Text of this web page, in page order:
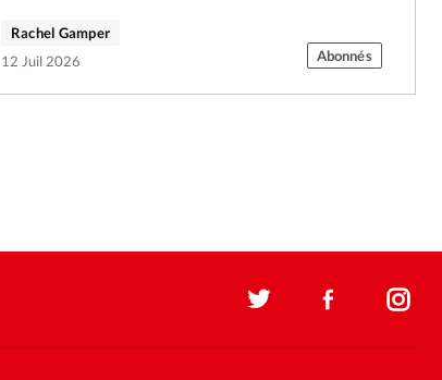
Rachel Gamper
12 Juil 2026
Abonnés